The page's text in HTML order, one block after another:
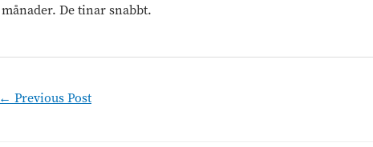
månader. De tinar snabbt.
← Previous Post